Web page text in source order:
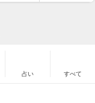
占い すべて